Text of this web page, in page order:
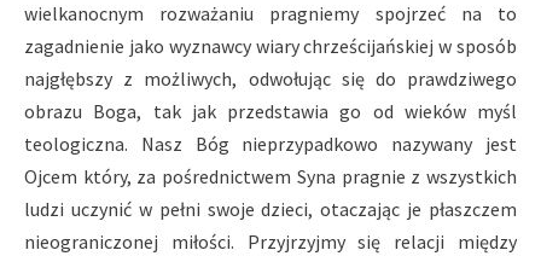
wielkanocnym rozważaniu pragniemy spojrzeć na to
zagadnienie jako wyznawcy wiary chrześcijańskiej w sposób
najgłębszy z możliwych, odwołując się do prawdziwego
obrazu Boga, tak jak przedstawia go od wieków myśl
teologiczna. Nasz Bóg nieprzypadkowo nazywany jest
Ojcem który, za pośrednictwem Syna pragnie z wszystkich
ludzi uczynić w pełni swoje dzieci, otaczając je płaszczem
nieograniczonej miłości. Przyjrzyjmy się relacji między